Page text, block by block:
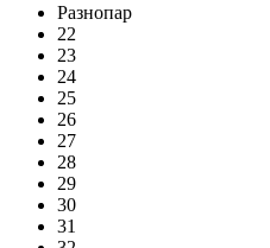
Разнопар
22
23
24
25
26
27
28
29
30
31